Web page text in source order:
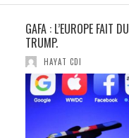
GAFA : L’EUROPE FAIT DU
TRUMP.
HAYAT CDI